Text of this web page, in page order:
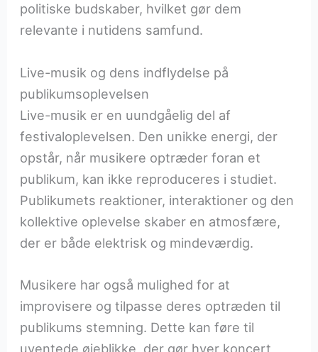
politiske budskaber, hvilket gør dem
relevante i nutidens samfund.
Live-musik og dens indflydelse på
publikumsoplevelsen
Live-musik er en uundgåelig del af
festivaloplevelsen. Den unikke energi, der
opstår, når musikere optræder foran et
publikum, kan ikke reproduceres i studiet.
Publikumets reaktioner, interaktioner og den
kollektive oplevelse skaber en atmosfære,
der er både elektrisk og mindeværdig.
Musikere har også mulighed for at
improvisere og tilpasse deres optræden til
publikums stemning. Dette kan føre til
uventede øjeblikke, der gør hver koncert